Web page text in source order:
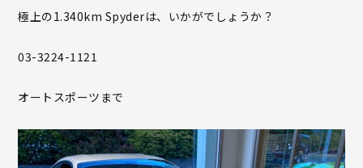
極上の1.340km Spyderは、いかがでしょうか？
03-3224-1121
オートスポーツまで